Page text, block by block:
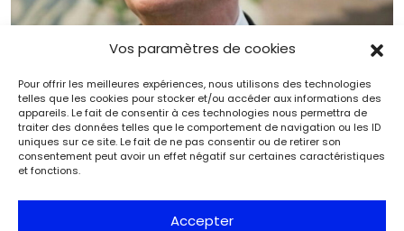
Vos paramètres de cookies
Pour offrir les meilleures expériences, nous utilisons des technologies
telles que les cookies pour stocker et/ou accéder aux informations des
appareils. Le fait de consentir à ces technologies nous permettra de
traiter des données telles que le comportement de navigation ou les ID
uniques sur ce site. Le fait de ne pas consentir ou de retirer son
consentement peut avoir un effet négatif sur certaines caractéristiques
et fonctions.
Accepter
Guy Cogeval, ancien président du musée d’Orsay,
est mort
Elles/Ils font la culture